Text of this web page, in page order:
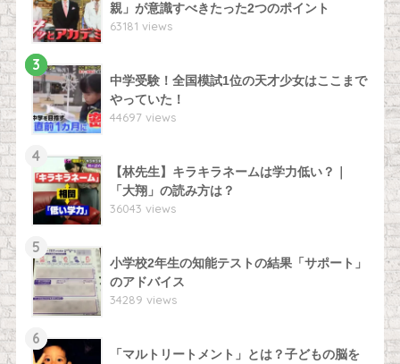
親」が意識すべきたった2つのポイント
63181 views
3
中学受験！全国模試1位の天才少女はここまで
やっていた！
44697 views
4
【林先生】キラキラネームは学力低い？｜
「大翔」の読み方は？
36043 views
5
小学校2年生の知能テストの結果「サポート」
のアドバイス
34289 views
6
「マルトリートメント」とは？子どもの脳を